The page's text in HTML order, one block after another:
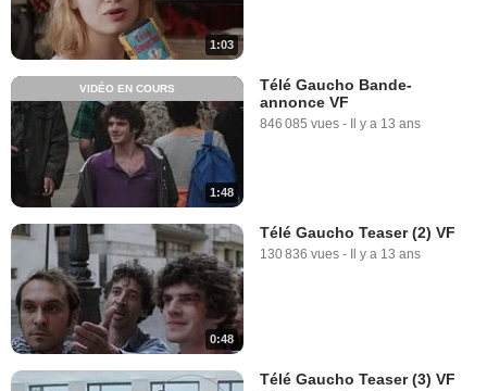
1:03
1:48
VIDÉO EN COURS
Télé Gaucho Bande-
annonce VF
846 085 vues - Il y a 13 ans
0:48
Télé Gaucho Teaser (2) VF
130 836 vues - Il y a 13 ans
Télé Gaucho Teaser (3) VF